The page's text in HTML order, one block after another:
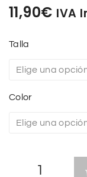
11,90€ IVA
Talla
Color